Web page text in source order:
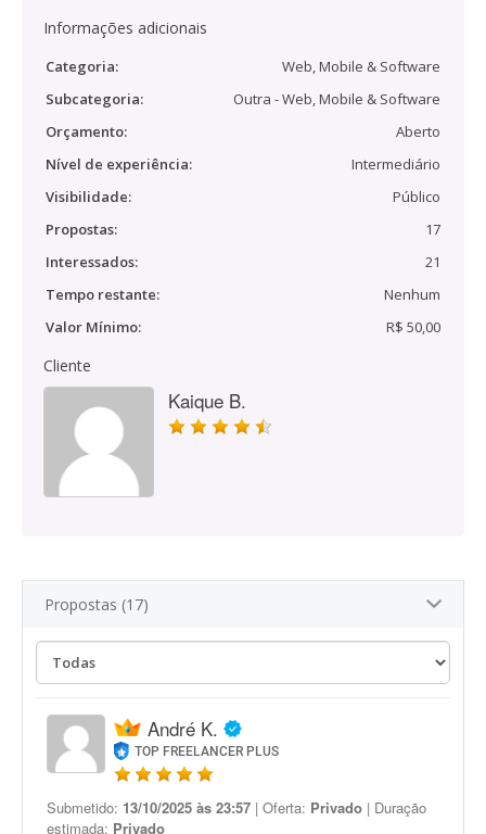
Informações adicionais
Categoria:
Web, Mobile & Software
Subcategoria:
Outra - Web, Mobile & Software
Orçamento:
Aberto
Nível de experiência:
Intermediário
Visibilidade:
Público
Propostas:
17
Interessados:
21
Tempo restante:
Nenhum
Valor Mínimo:
R$ 50,00
Cliente
Kaique B.
Propostas (17)
André K.
TOP FREELANCER PLUS
Submetido: 13/10/2025 às 23:57 | Oferta: Privado | Duração
estimada: Privado